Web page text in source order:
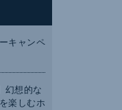
キャンペ
幻想的な
楽しむホ